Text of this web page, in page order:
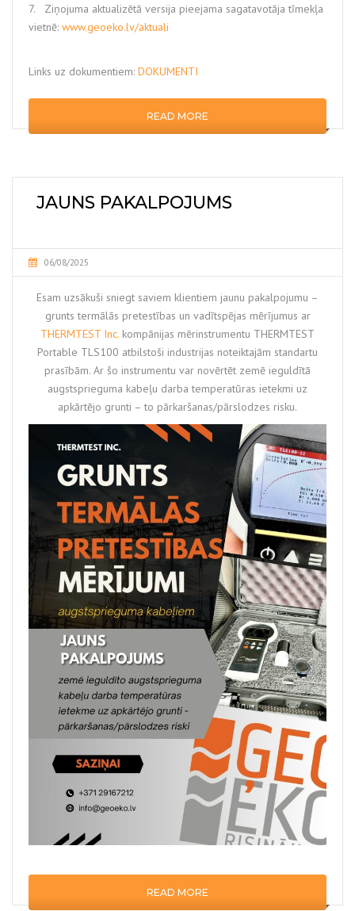
7. Ziņojuma aktualizētā versija pieejama sagatavotāja tīmekļa
vietnē: www.geoeko.lv/aktuali
Links uz dokumentiem: DOKUMENTI
READ MORE
JAUNS PAKALPOJUMS
06/08/2025
Esam uzsākuši sniegt saviem klientiem jaunu pakalpojumu –
grunts termālās pretestības un vadītspējas mērījumus ar
THERMTEST Inc. kompānijas mērinstrumentu THERMTEST
Portable TLS100 atbilstoši industrijas noteiktajām standartu
prasībām. Ar šo instrumentu var novērtēt zemē ieguldītā
augstsprieguma kabeļu darba temperatūras ietekmi uz
apkārtējo grunti – to pārkaršanas/pārslodzes risku.
READ MORE